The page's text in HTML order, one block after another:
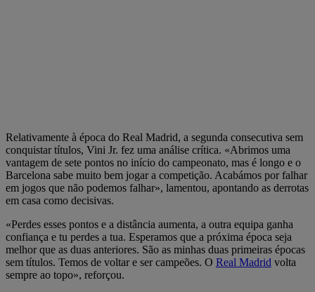
Relativamente à época do Real Madrid, a segunda consecutiva sem
conquistar títulos, Vini Jr. fez uma análise crítica. «Abrimos uma
vantagem de sete pontos no início do campeonato, mas é longo e o
Barcelona sabe muito bem jogar a competição. Acabámos por falhar
em jogos que não podemos falhar», lamentou, apontando as derrotas
em casa como decisivas.
«Perdes esses pontos e a distância aumenta, a outra equipa ganha
confiança e tu perdes a tua. Esperamos que a próxima época seja
melhor que as duas anteriores. São as minhas duas primeiras épocas
sem títulos. Temos de voltar e ser campeões. O Real Madrid volta
sempre ao topo», reforçou.